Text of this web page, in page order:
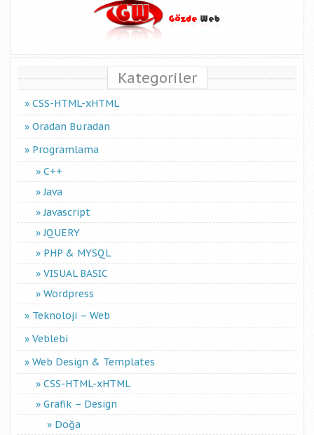
Kategoriler
CSS-HTML-xHTML
Oradan Buradan
Programlama
C++
Java
Javascript
JQUERY
PHP & MYSQL
VISUAL BASIC
Wordpress
Teknoloji – Web
Veblebi
Web Design & Templates
CSS-HTML-xHTML
Grafik – Design
Doğa